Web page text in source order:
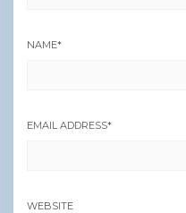
NAME*
EMAIL ADDRESS*
WEBSITE